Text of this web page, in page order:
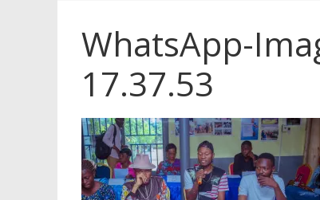
WhatsApp-
17.37.53